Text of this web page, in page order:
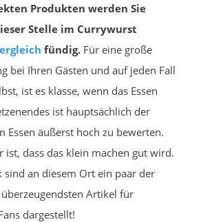
Produkten werden Sie
Stelle im Currywurst
fündig. Für eine große
bei Ihren Gästen und auf jeden Fall
ist es klasse, wenn das Essen
ist hauptsächlich der
Essen äußerst hoch zu bewerten.
ist, dass das klein machen gut wird.
sind an diesem Ort ein paar der
Artikel für
dargestellt!